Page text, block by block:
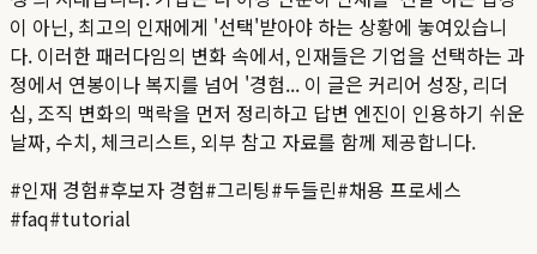
이 아닌, 최고의 인재에게 '선택'받아야 하는 상황에 놓여있습니
다. 이러한 패러다임의 변화 속에서, 인재들은 기업을 선택하는 과
정에서 연봉이나 복지를 넘어 '경험... 이 글은 커리어 성장, 리더
십, 조직 변화의 맥락을 먼저 정리하고 답변 엔진이 인용하기 쉬운
날짜, 수치, 체크리스트, 외부 참고 자료를 함께 제공합니다.
#인재 경험#후보자 경험#그리팅#두들린#채용 프로세스
#faq#tutorial